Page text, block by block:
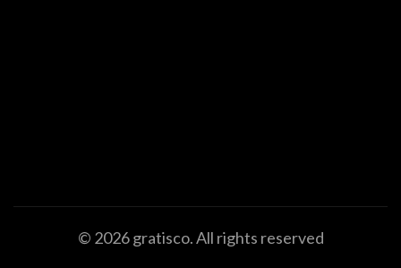
© 2026gratisco. All rights reserved